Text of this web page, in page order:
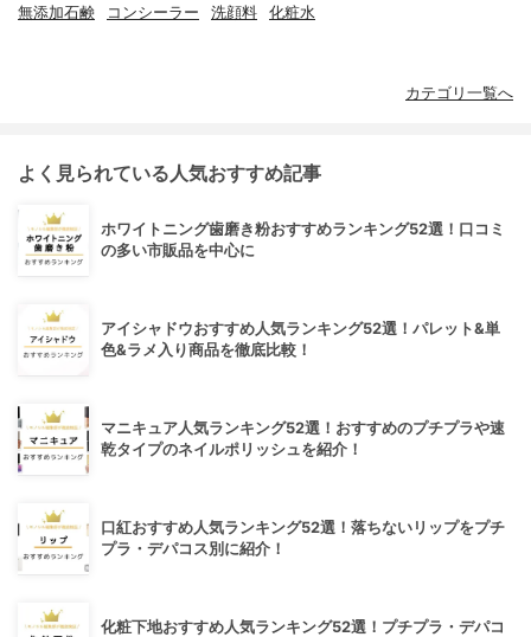
無添加石鹸 コンシーラー 洗顔料 化粧水
カテゴリ一覧へ
よく見られている人気おすすめ記事
ホワイトニング歯磨き粉おすすめランキング52選！口コミ
の多い市販品を中心に
アイシャドウおすすめ人気ランキング52選！パレット&単
色&ラメ入り商品を徹底比較！
マニキュア人気ランキング52選！おすすめのプチプラや速
乾タイプのネイルポリッシュを紹介！
口紅おすすめ人気ランキング52選！落ちないリップをプチ
プラ・デパコス別に紹介！
化粧下地おすすめ人気ランキング52選！プチプラ・デパコ